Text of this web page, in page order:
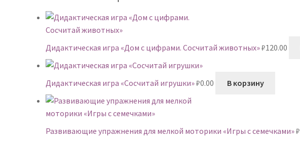
Дидактическая игра «Дом с цифрами. Сосчитай животных»₽120.00
Дидактическая игра «Сосчитай игрушки»₽0.00 В корзину
Развивающие упражнения для мелкой моторики «Игры с семечками»₽